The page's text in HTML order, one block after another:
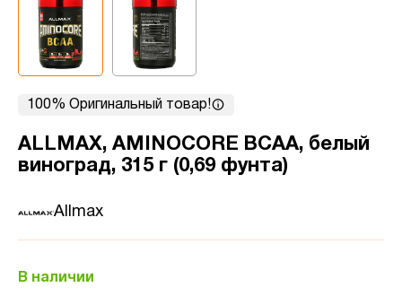
100% Оригинальный товар!
ALLMAX, AMINOCORE BCAA, белый
виноград, 315 г (0,69 фунта)
Allmax
В наличии